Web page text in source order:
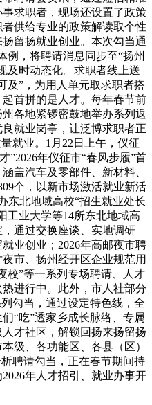
求职者，现场还设置了政策
供给专业的政策解读取个性
留扬就业创业。本次勾当通
例，将聘请消息同步至“扬州
及时动态化。求职者线上送
及”，为用人单元取求职者搭
首拼的是人才。每年春节前
各地紧锣密鼓地举办系列返
就业岗亭，让泛博求职者正
就业。1月22日上午，仪征
”2026年仪征市“春风步履”首
盖汽车及零部件、新材料、
个，以新市场激活就业新活
东北地域高校“招生就业处长
工业大学等14所东北地域高
通过交换座谈、实地调研
业创业；2026年高邮夜市聘
市、扬州经开区企业规范用
校”等一系列专场聘请、人才
进行中。此外，市人社部分
勾当，通过设定特色线，全
“吃”透家乡成长脉络、专属
才社区，解锁回扬来扬留扬
级、各功能区、各县（区）
聘请勾当，正在春节期间持
年人才招引、就业办事开